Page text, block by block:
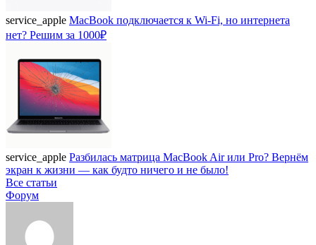
service_apple MacBook подключается к Wi-Fi, но интернета
нет? Решим за 1000₽
service_apple Разбилась матрица MacBook Air или Pro? Вернём
экран к жизни — как будто ничего и не было!
Все статьи
Форум